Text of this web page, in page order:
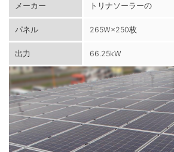
メーカー トリナソーラーの
パネル 265W×250枚
出力 66.25kW